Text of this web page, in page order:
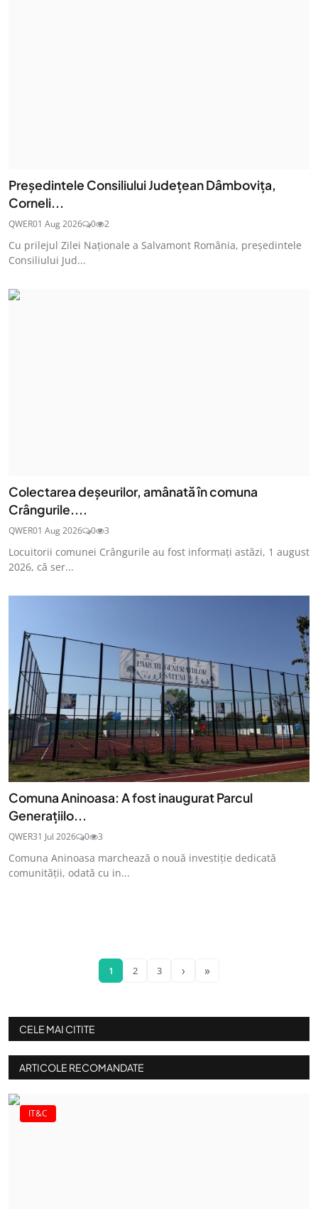
Președintele Consiliului Județean Dâmbovița,
Corneli...
QWER01 Aug 2026 0 2
Cu prilejul Zilei Naționale a Salvamont România, președintele
Consiliului Jud...
Colectarea deșeurilor, amânată în comuna
Crângurile....
QWER01 Aug 2026 0 3
Locuitorii comunei Crângurile au fost informați astăzi, 1 august
2026, că ser...
Comuna Aninoasa: A fost inaugurat Parcul
Generațiilo...
QWER31 Jul 2026 0 3
Comuna Aninoasa marchează o nouă investiție dedicată
comunității, odată cu in...
1 2 3 › »
CELE MAI CITITE
ARTICOLE RECOMANDATE
IT&C